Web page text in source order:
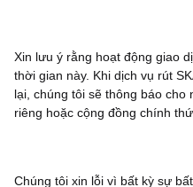
Xin lưu ý rằng hoạt động giao
thời gian này. Khi dịch vụ rút
lại, chúng tôi sẽ thông báo
riêng hoặc cộng đồng chính
Chúng tôi xin lỗi vì bất kỳ sự